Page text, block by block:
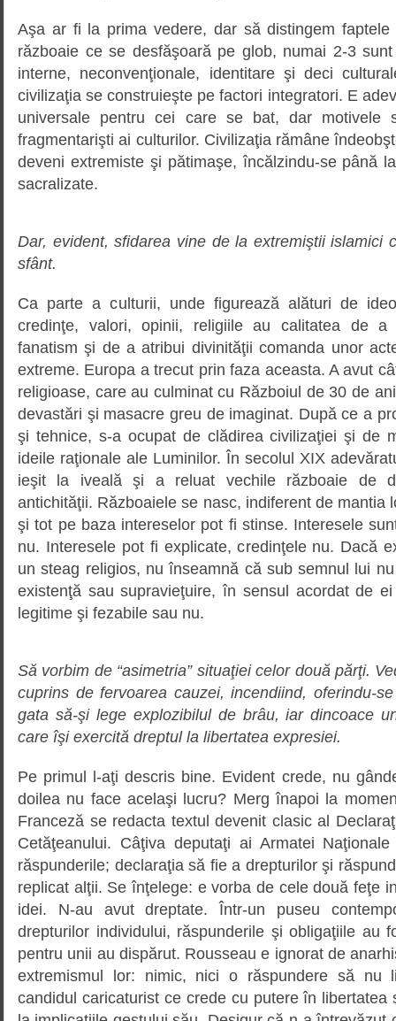
Aşa ar fi la prima vedere, dar să distingem
războaie ce se desfăşoară pe glob, numai 2-3
interne, neconvenţionale, identitare şi deci
civilizaţia se construieşte pe factori integratori. E
universale pentru cei care se bat, dar motivele
fragmentarişti ai culturilor. Civilizaţia rămâne
deveni extremiste şi pătimaşe, încălzindu-se până
sacralizate.
Dar, evident, sfidarea vine de la extremiştii islamici
sfânt.
Ca parte a culturii, unde figurează alături de
credinţe, valori, opinii, religiile au calitatea de a
fanatism şi de a atribui divinităţii comanda unor
extreme. Europa a trecut prin faza aceasta. A avut
religioase, care au culminat cu Războiul de 30 de
devastări şi masacre greu de imaginat. După ce a
şi tehnice, s-a ocupat de clădirea civilizaţiei şi de
ideile raţionale ale Luminilor. În secolul XIX
ieşit la iveală şi a reluat vechile războaie de
antichităţii. Războaiele se nasc, indiferent de mantia
şi tot pe baza intereselor pot fi stinse. Interesele
nu. Interesele pot fi explicate, credinţele nu. Dacă
un steag religios, nu înseamnă că sub semnul lui
existenţă sau supravieţuire, în sensul acordat de
legitime şi fezabile sau nu.
Să vorbim de “asimetria” situaţiei celor două părţi.
cuprins de fervoarea cauzei, incendiind, oferindu-
gata să-şi lege explozibilul de brâu, iar dincoace
care îşi exercită dreptul la libertatea expresiei.
Pe primul l-aţi descris bine. Evident crede, nu
doilea nu face acelaşi lucru? Merg înapoi la
Franceză se redacta textul devenit clasic al
Cetăţeanului. Câţiva deputaţi ai Armatei
răspunderile; declaraţia să fie a drepturilor şi
replicat alţii. Se înţelege: e vorba de cele două feţe
idei. N-au avut dreptate. Într-un puseu
drepturilor individului, răspunderile şi obligaţiile au
pentru unii au dispărut. Rousseau e ignorat de
extremismul lor: nimic, nici o răspundere să nu
candidul caricaturist ce crede cu putere în libertatea